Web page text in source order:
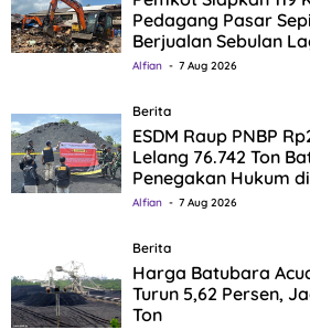
Pedagang Pasar
Berjualan Sebulan
Alfian 7 Aug 2026
Berita
ESDM Raup PNBP
Lelang 76.742 Ton
Penegakan Hukum
Alfian 7 Aug 2026
Berita
Harga Batubara
Turun 5,62 Persen,
Ton